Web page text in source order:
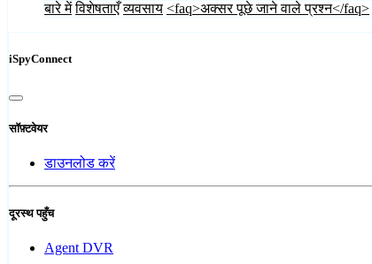
बारे में विशेषताएँ व्यवसाय <faq>अक्सर पूछे जाने वाले प्रश्न</faq>
iSpyConnect
सॉफ़्टवेयर
डाउनलोड करें
दूरस्थ पहुँच
Agent DVR